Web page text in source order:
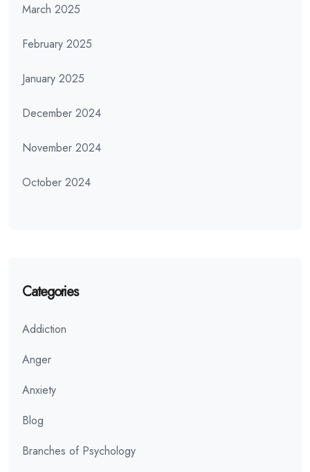
March 2025
February 2025
January 2025
December 2024
November 2024
October 2024
Categories
Addiction
Anger
Anxiety
Blog
Branches of Psychology